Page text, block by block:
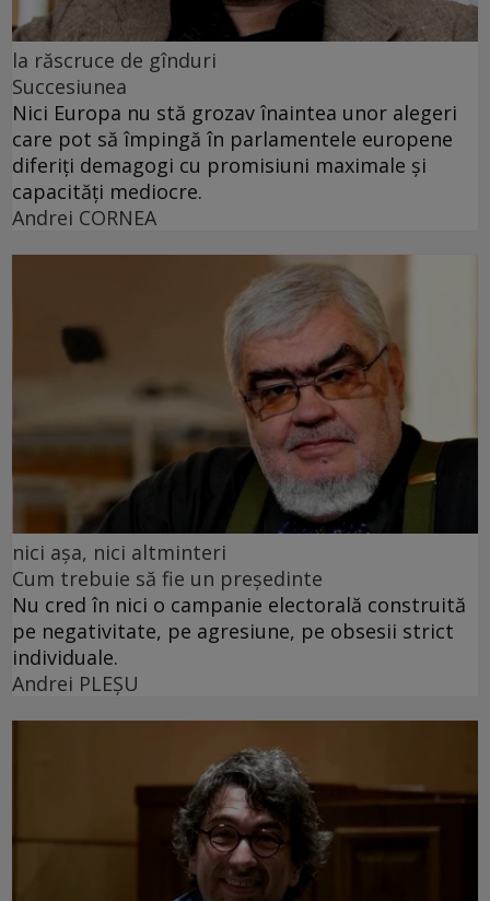
la răscruce de gînduri
Succesiunea
Nici Europa nu stă grozav înaintea unor alegeri
care pot să împingă în parlamentele europene
diferiți demagogi cu promisiuni maximale și
capacități mediocre.
Andrei CORNEA
nici așa, nici altminteri
Cum trebuie să fie un președinte
Nu cred în nici o campanie electorală construită
pe negativitate, pe agresiune, pe obsesii strict
individuale.
Andrei PLEŞU